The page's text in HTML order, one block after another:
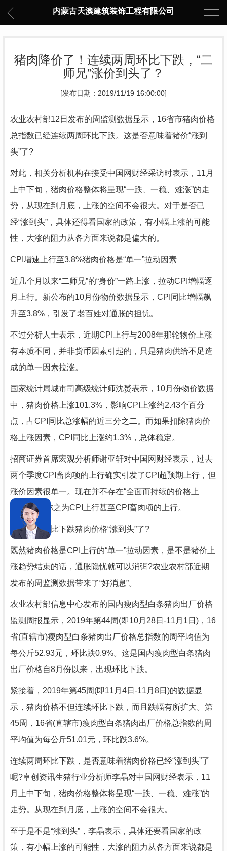
内蒙古天澳建筑装饰工程有限公司
猪肉降价了！连续两周环比下跌，“二
师兄”涨价到头了？
[发布日期：2019/11/19 16:00:00]
农业农村部12日发布的周监测数据显示，16省市猪肉价格
总指数已经连续两周环比下跌。这是否意味着猪价“涨到
头”了?
对此，相关分析机构在接受中国网财经采访时表示，11月
上中下旬，猪肉价格整体将呈现“一跌、一稳、难涨”的走
势，从现在到月底，上涨的空间不会很大。对于是否已
经“涨到头”，具体还得看国家的政策，有小幅上涨的可能
性，大涨的阻力从各方面来说都是偏大的。
CPI增速上行至3.8%猪肉价格是“单一”拉动因素
近几个月以来“二师兄”的“身价”一路上涨，拉动CPI增幅逐
月上行。新公布的10月份物价数据显示，CPI同比增幅飙
升至3.8%，引发了老百姓对通胀的担忧。
不过分析人士表示，近期CPI上行与2008年那轮物价上涨
有本质不同，并非货币因素引起的，只是猪肉供给不足造
成的单一因素拉涨。
国家统计局城市司高级统计师沈赟表示，10月份物价数据
中，猪肉价格上涨101.3%，影响CPI上涨约2.43个百分
点，占CPI同比总涨幅的近三分之二。而如果扣除猪肉价
格上涨因素，CPI同比上涨约1.3%，总体稳定。
招商证券首席宏观分析师谢亚轩对中国网财经表示，过去
两个季度CPI畜肉项的上行确实引发了CPI超预期上行，但
涨价因素很单一。现在并不存在“全面而持续的价格上
涨”，只能称之为CPI上行甚至CPI畜肉项的上行。
连续两周环比下跌猪肉价格“涨到头”了?
既然猪肉价格是CPI上行的“单一”拉动因素，是不是猪价上
涨趋势结束的话，通胀隐忧就可以消弭?农业农村部近期
发布的周监测数据带来了“好消息”。
农业农村部信息中心发布的国内瘦肉型白条猪肉出厂价格
监测周报显示，2019年第44周(即10月28日-11月1日)，16
省(直辖市)瘦肉型白条猪肉出厂价格总指数的周平均值为
每公斤52.93元，环比跌0.9%。这是国内瘦肉型白条猪肉
出厂价格自8月份以来，出现环比下跌。
紧接着，2019年第45周(即11月4日-11月8日)的数据显
示，猪肉价格不但连续环比下跌，而且跌幅有所扩大。第
45周，16省(直辖市)瘦肉型白条猪肉出厂价格总指数的周
平均值为每公斤51.01元，环比跌3.6%。
连续两周环比下跌，是否意味着猪肉价格已经“涨到头”了
呢?卓创资讯生猪行业分析师李晶对中国网财经表示，11
月上中下旬，猪肉价格整体将呈现“一跌、一稳、难涨”的
走势。从现在到月底，上涨的空间不会很大。
至于是不是“涨到头”，李晶表示，具体还要看国家的政
策，有小幅上涨的可能性，大涨的阻力从各方面来说都是